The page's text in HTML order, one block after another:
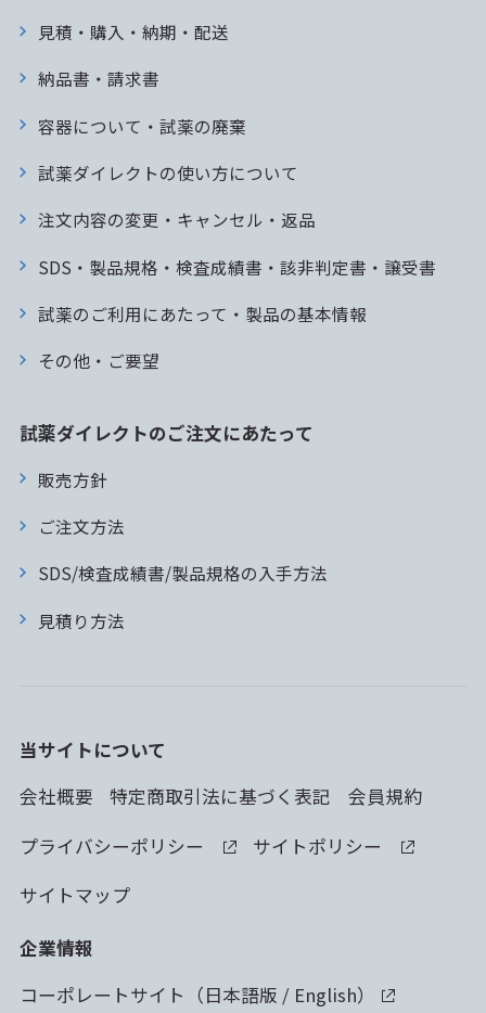
見積・購入・納期・配送
納品書・請求書
容器について・試薬の廃棄
試薬ダイレクトの使い方について
注文内容の変更・キャンセル・返品
SDS・製品規格・検査成績書・該非判定書・譲受書
試薬のご利用にあたって・製品の基本情報
その他・ご要望
試薬ダイレクトのご注文にあたって
販売方針
ご注文方法
SDS/検査成績書/製品規格の入手方法
見積り方法
当サイトについて
会社概要
特定商取引法に基づく表記
会員規約
プライバシーポリシー
サイトポリシー
サイトマップ
企業情報
コーポレートサイト（日本語版 / English）